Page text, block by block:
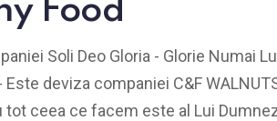
Food
Soli Deo Gloria - Glorie Numai
Este deviza companiei C&F
ceea ce facem este al Lui